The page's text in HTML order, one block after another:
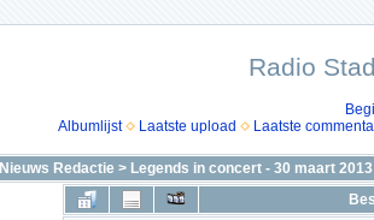
Radio
Albumlijst
Laatste upload Laatste
Nieuws Redactie > Legends in concert - 30 maart 2013